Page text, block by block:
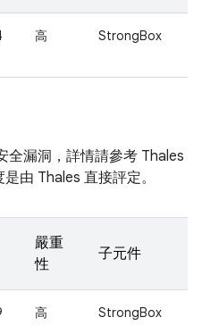
高 StrongBox
全漏洞，詳情請參考 Thales
由 Thales 直接評定。
嚴重
性
子元件
高 StrongBox